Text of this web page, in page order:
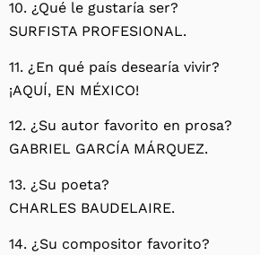
10. ¿Qué le gustaría ser?
SURFISTA PROFESIONAL.
11. ¿En qué país desearía vivir?
¡AQUÍ, EN MÉXICO!
12. ¿Su autor favorito en prosa?
GABRIEL GARCÍA MÁRQUEZ.
13. ¿Su poeta?
CHARLES BAUDELAIRE.
14. ¿Su compositor favorito?